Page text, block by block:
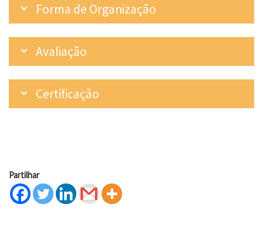
Forma de Organização
Avaliação
Certificação
Partilhar